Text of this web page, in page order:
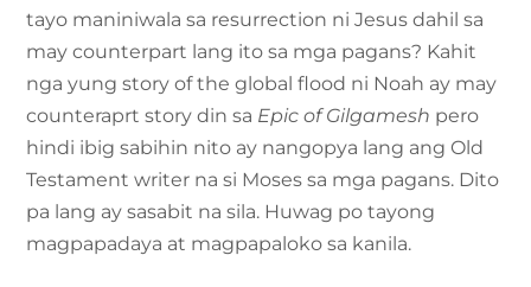
tayo maniniwala sa resurrection ni Jesus dahil sa
may counterpart lang ito sa mga pagans? Kahit
nga yung story of the global flood ni Noah ay may
counteraprt story din sa Epic of Gilgamesh pero
hindi ibig sabihin nito ay nangopya lang ang Old
Testament writer na si Moses sa mga pagans. Dito
pa lang ay sasabit na sila. Huwag po tayong
magpapadaya at magpapaloko sa kanila.